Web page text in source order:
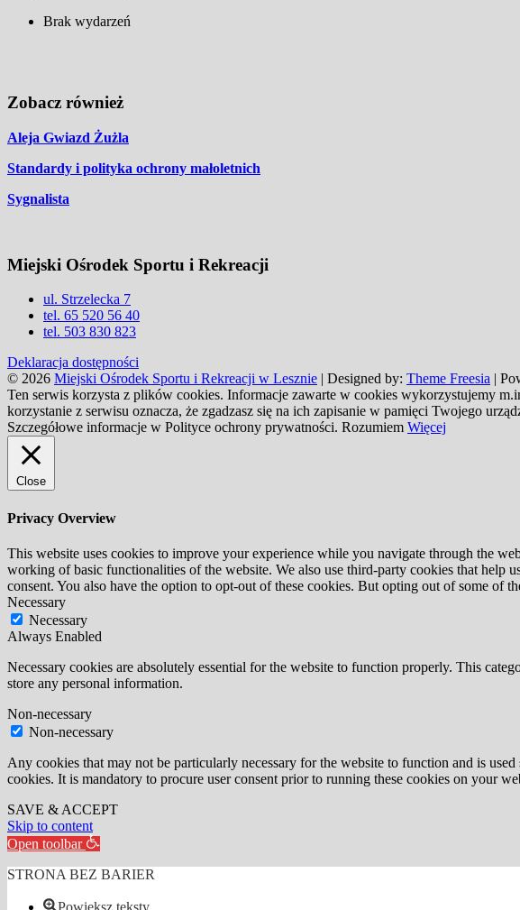
Brak wydarzeń
Zobacz również
Aleja Gwiazd Żużla
Standardy i polityka ochrony małoletnich
Sygnalista
Miejski Ośrodek Sportu i Rekreacji
ul. Strzelecka 7
tel. 65 520 56 40
tel. 503 830 823
Deklaracja dostępności
© 2026 Miejski Ośrodek Sportu i Rekreacji w Lesznie | Designed by: Theme Freesia |
Ten serwis korzysta z plików cookies. Informacje zawarte w cookies wykorzystujemy
korzystanie z serwisu oznacza, że zgadzasz się na ich zapisanie w pamięci Twojego
Szczegółowe informacje w Polityce ochrony prywatności. Rozumiem Więcej
Close
Privacy Overview
This website uses cookies to improve your experience while you navigate through the
working of basic functionalities of the website. We also use third-party cookies that
consent. You also have the option to opt-out of these cookies. But opting out of some of
Necessary
Necessary
Always Enabled
Necessary cookies are absolutely essential for the website to function properly. This
store any personal information.
Non-necessary
Non-necessary
Any cookies that may not be particularly necessary for the website to function and is
cookies. It is mandatory to procure user consent prior to running these cookies on your
SAVE & ACCEPT
Skip to content
Open toolbar
STRONA BEZ BARIER
Powiększ teksty